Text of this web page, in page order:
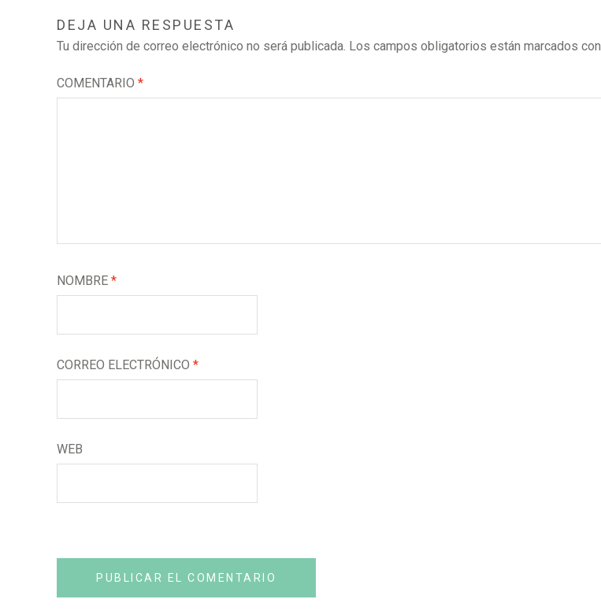
DEJA UNA RESPUESTA
Tu dirección de correo electrónico no será publicada. Los campos obligatorios están marcados con
COMENTARIO *
NOMBRE *
CORREO ELECTRÓNICO *
WEB